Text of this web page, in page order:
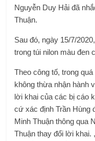
Nguyễn Duy Hải đã
Thuận.
Sau đó, ngày 15/7/
trong túi nilon màu đen
Theo công tố, trong
không thừa nhận hành
lời khai của các bị cáo
cứ xác định Trần Hùng
Minh Thuận thông qua
Thuận thay đổi lời